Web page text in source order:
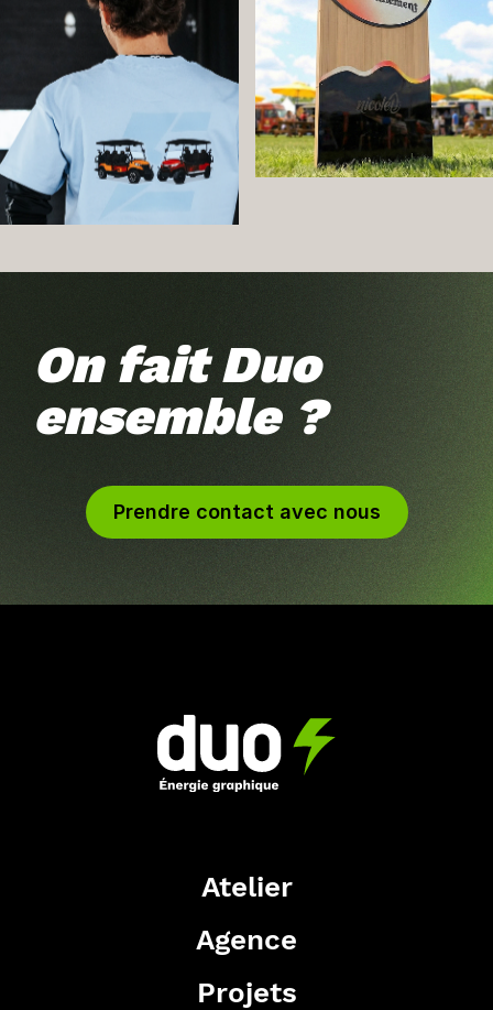
On fait Duo
ensemble ?
Prendre contact avec nous
Atelier
Agence
Projets